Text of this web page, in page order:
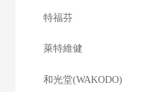
特福芬
萊特維健
和光堂(WAKODO)